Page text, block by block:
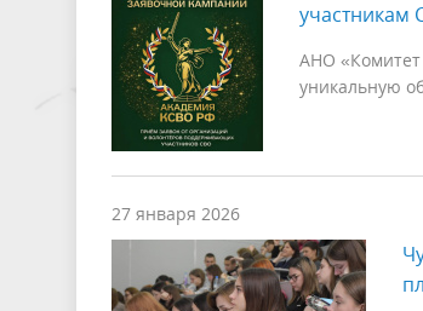
участникам
АНО «Комитет
уникальную
27 января 2026